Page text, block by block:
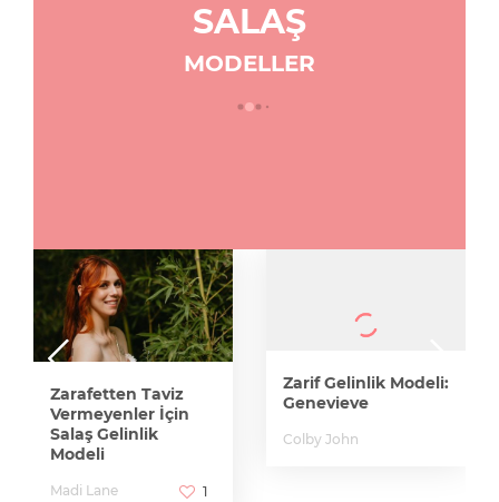
SALAŞ
MODELLER
Zarafetten Taviz
Vermeyenler İçin
Salaş Gelinlik
Modeli
Madi Lane 1
Zarif Gelinlik Modeli:
Genevieve
Colby John